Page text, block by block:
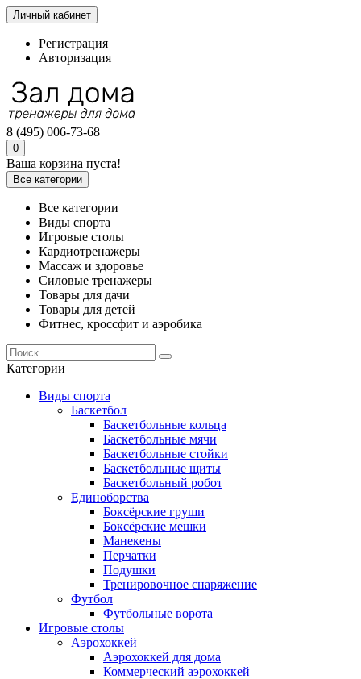
Личный кабинет
Регистрация
Авторизация
8 (495) 006-73-68
0
Ваша корзина пуста!
Все категории
Все категории
Виды спорта
Игровые столы
Кардиотренажеры
Массаж и здоровье
Силовые тренажеры
Товары для дачи
Товары для детей
Фитнес, кроссфит и аэробика
Категории
Виды спорта
Баскетбол
Баскетбольные кольца
Баскетбольные мячи
Баскетбольные стойки
Баскетбольные щиты
Баскетбольный робот
Единоборства
Боксёрские груши
Боксёрские мешки
Манекены
Перчатки
Подушки
Тренировочное снаряжение
Футбол
Футбольные ворота
Игровые столы
Аэрохоккей
Аэрохоккей для дома
Коммерческий аэрохоккей